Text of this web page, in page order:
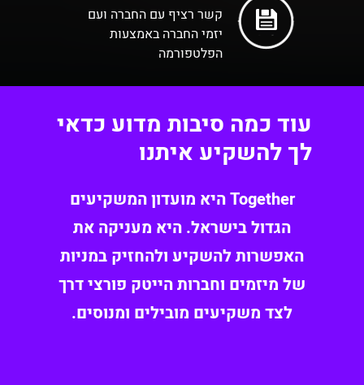
קשר רציף עם החברה ועם
יזמי החברה באמצעות
הפלטפורמה
עוד כמה סיבות מדוע כדאי
לך להשקיע איתנו
Together היא מועדון המשקיעים
הגדול בישראל. היא מעניקה את
האפשרות להשקיע ולהחזיק במניות
של מיזמים וחברות הייטק פורצי דרך
לצד משקיעים מובילים ומנוסים.